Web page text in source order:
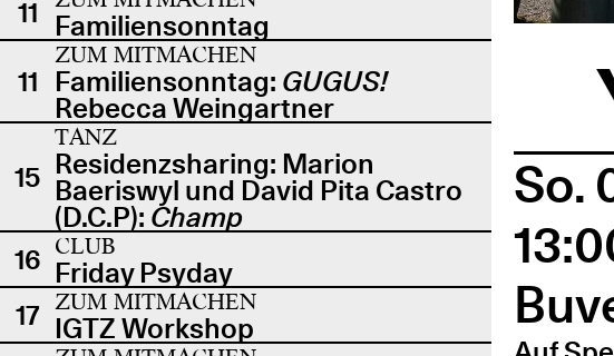
11 Familiensonntag
11
ZUM MITMACHEN
Familiensonntag: GUGUS!
Rebecca Weingartner
15
TANZ
Residenzsharing: Marion
Baeriswyl und David Pita Castro
(D.C.P): Champ
16 CLUB
Friday Psyday
17 ZUM MITMACHEN
IGTZ Workshop
So.